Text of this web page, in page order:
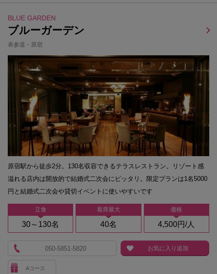
BLUE GARDEN
ブルーガーデン
表参道・原宿
立食
30～130名
着席最大
40名
価格
4,500円/人
原宿駅から徒歩2分。130名収容できるテラスレストラン。リゾート感
溢れる店内は開放的で結婚式二次会にピッタリ。限定プランは1名5000
円と結婚式二次会や貸切イベントに使いやすいです
Aコース
050-5851-5820 お気に入り追加